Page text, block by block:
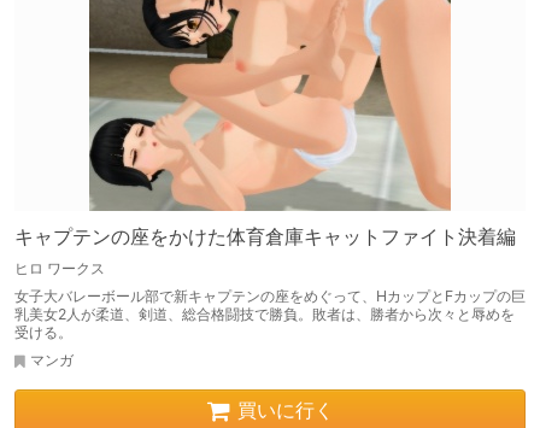
キャプテンの座をかけた体育倉庫キャットファイト決着編
ヒロ ワークス
女子大バレーボール部で新キャプテンの座をめぐって、HカップとFカップの巨
乳美女2人が柔道、剣道、総合格闘技で勝負。敗者は、勝者から次々と辱めを
受ける。
マンガ
買いに行く